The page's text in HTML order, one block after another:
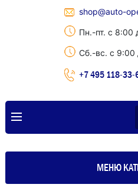
shop@auto-
Пн.-пт. с 8:00
Сб.-вс. с 9:00
+7 495 118-33-
МЕНЮ